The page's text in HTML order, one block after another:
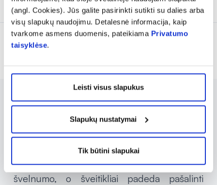
(angl. Cookies). Jūs galite pasirinkti sutikti su dalies arba
visų slapukų naudojimu. Detalesnė informacija, kaip
tvarkome asmens duomenis, pateikiama Privatumo
taisyklėse.
Leisti visus slapukus
Slapukų nustatymai
Tik būtini slapukai
COSMEPICK siūlo žaismingo ir spalvingo
dizaino lūpų balzamus, kūno sviestus ir
šveitiklius. Kiekvienas produktas išsiskiria
ryškiomis spalvomis ir maloniais aromatais.
COSMEPICK kūno sviestai suteikia odai
švelnumo, o šveitikliai padeda pašalinti